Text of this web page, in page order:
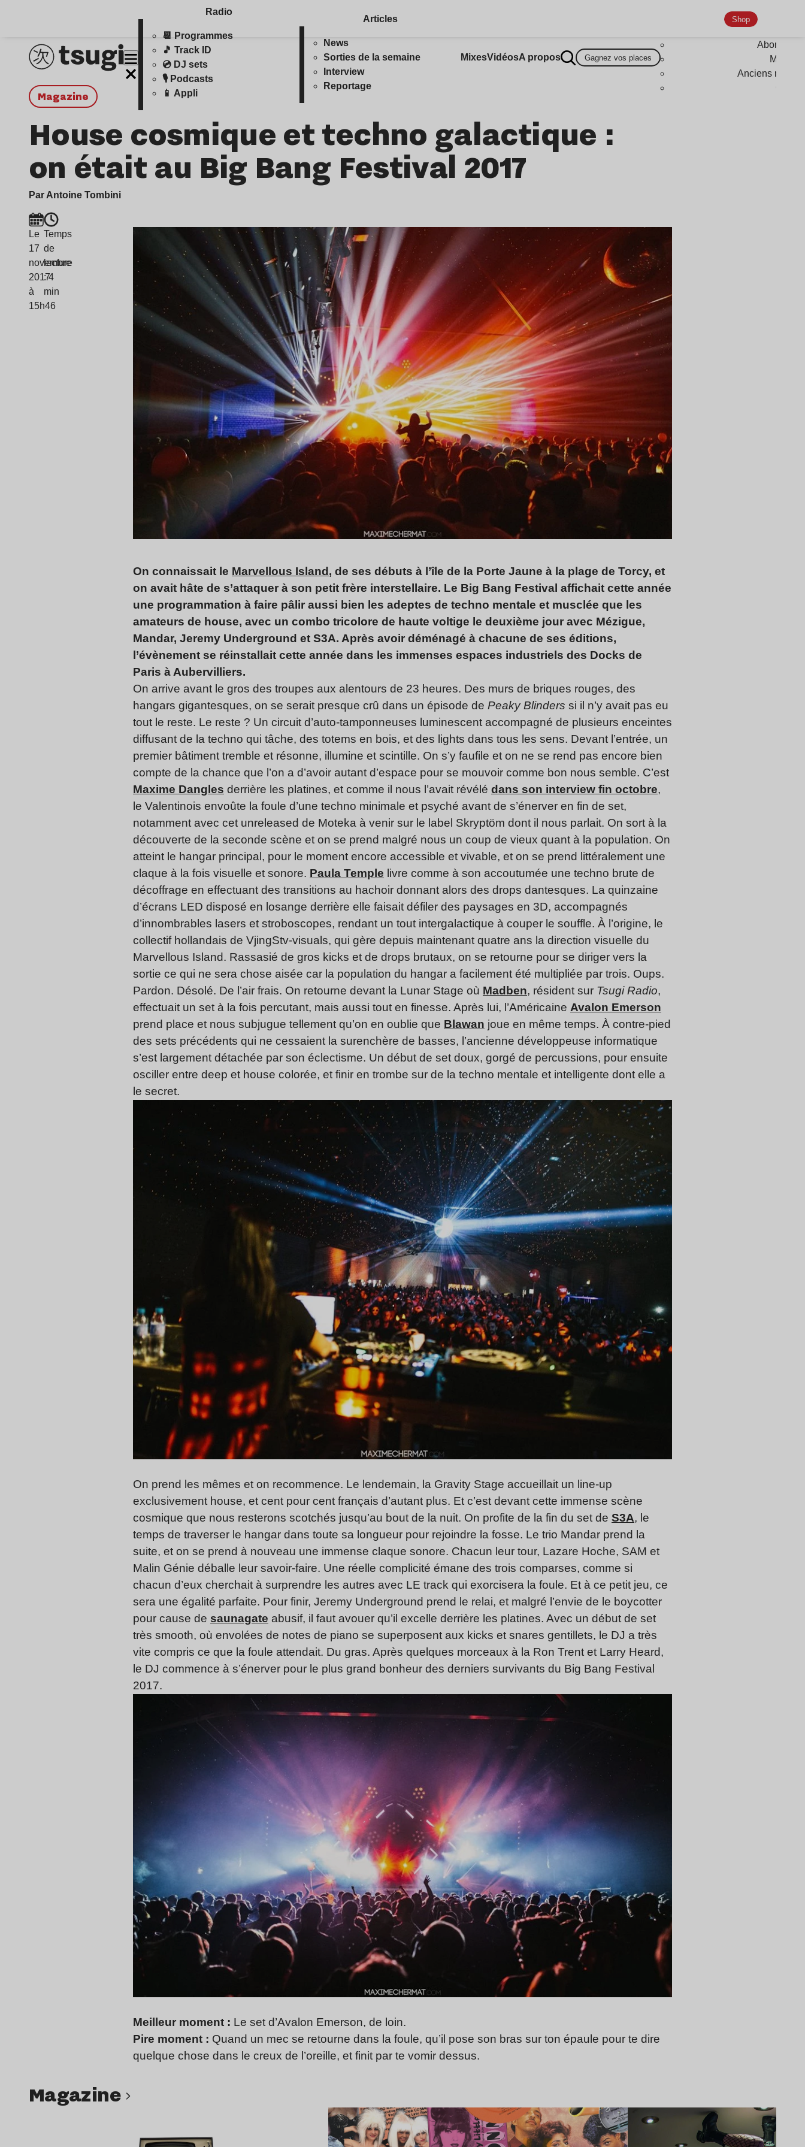
Radio
📆 Programmes
🎵 Track ID
💿 DJ sets
🎙️ Podcasts
📱 Appli
Articles
News
Sorties de la semaine
Interview
Reportage
MixesVidéosA propos Gagnez vos places
Shop
Anciens
magazine
House cosmique et techno galactique :
on était au Big Bang Festival 2017
Par Antoine Tombini
Le
17
novembre
2017
à
15h46
Temps
de
lecture
: 4
min
On connaissait le Marvellous Island , de ses débuts à l’île de la Porte Jaune à la plage de Torcy, et
on avait hâte de s’attaquer à son petit frère interstellaire. Le Big Bang Festival affichait cette année
une programmation à faire pâlir aussi bien les adeptes de techno mentale et musclée que les
amateurs de house, avec un combo tricolore de haute voltige le deuxième jour avec Mézigue,
Mandar, Jeremy Underground et S3A. Après avoir déménagé à chacune de ses éditions,
l’évènement se réinstallait cette année dans les immenses espaces industriels des Docks de
Paris à Aubervilliers.
On arrive avant le gros des troupes aux alentours de 23 heures. Des murs de briques rouges, des
hangars gigantesques, on se serait presque crû dans un épisode de Peaky Blinders si il n’y avait pas eu
tout le reste. Le reste ? Un circuit d’auto-tamponneuses luminescent accompagné de plusieurs enceintes
diffusant de la techno qui tâche, des totems en bois, et des lights dans tous les sens. Devant l’entrée, un
premier bâtiment tremble et résonne, illumine et scintille. On s’y faufile et on ne se rend pas encore bien
compte de la chance que l’on a d’avoir autant d’espace pour se mouvoir comme bon nous semble. C’est
Maxime Dangles derrière les platines, et comme il nous l’avait révélé dans son interview fin octobre,
le Valentinois envoûte la foule d’une techno minimale et psyché avant de s’énerver en fin de set,
notamment avec cet unreleased de Moteka à venir sur le label Skryptöm dont il nous parlait. On sort à la
découverte de la seconde scène et on se prend malgré nous un coup de vieux quant à la population. On
atteint le hangar principal, pour le moment encore accessible et vivable, et on se prend littéralement une
claque à la fois visuelle et sonore. Paula Temple livre comme à son accoutumée une techno brute de
décoffrage en effectuant des transitions au hachoir donnant alors des drops dantesques. La quinzaine
d’écrans LED disposé en losange derrière elle faisait défiler des paysages en 3D, accompagnés
d’innombrables lasers et stroboscopes, rendant un tout intergalactique à couper le souffle. À l’origine, le
collectif hollandais de VjingStv-visuals, qui gère depuis maintenant quatre ans la direction visuelle du
Marvellous Island. Rassasié de gros kicks et de drops brutaux, on se retourne pour se diriger vers la
sortie ce qui ne sera chose aisée car la population du hangar a facilement été multipliée par trois. Oups.
Pardon. Désolé. De l’air frais. On retourne devant la Lunar Stage où Madben, résident sur Tsugi Radio,
effectuait un set à la fois percutant, mais aussi tout en finesse. Après lui, l’Américaine Avalon Emerson
prend place et nous subjugue tellement qu’on en oublie que Blawan joue en même temps. À contre-pied
des sets précédents qui ne cessaient la surenchère de basses, l’ancienne développeuse informatique
s’est largement détachée par son éclectisme. Un début de set doux, gorgé de percussions, pour ensuite
osciller entre deep et house colorée, et finir en trombe sur de la techno mentale et intelligente dont elle a
le secret.
On prend les mêmes et on recommence. Le lendemain, la Gravity Stage accueillait un line-up
exclusivement house, et cent pour cent français d’autant plus. Et c’est devant cette immense scène
cosmique que nous resterons scotchés jusqu’au bout de la nuit. On profite de la fin du set de S3A, le
temps de traverser le hangar dans toute sa longueur pour rejoindre la fosse. Le trio Mandar prend la
suite, et on se prend à nouveau une immense claque sonore. Chacun leur tour, Lazare Hoche, SAM et
Malin Génie déballe leur savoir-faire. Une réelle complicité émane des trois comparses, comme si
chacun d’eux cherchait à surprendre les autres avec LE track qui exorcisera la foule. Et à ce petit jeu, ce
sera une égalité parfaite. Pour finir, Jeremy Underground prend le relai, et malgré l’envie de le boycotter
pour cause de saunagate abusif, il faut avouer qu’il excelle derrière les platines. Avec un début de set
très smooth, où envolées de notes de piano se superposent aux kicks et snares gentillets, le DJ a très
vite compris ce que la foule attendait. Du gras. Après quelques morceaux à la Ron Trent et Larry Heard,
le DJ commence à s’énerver pour le plus grand bonheur des derniers survivants du Big Bang Festival
2017.
Meilleur moment : Le set d’Avalon Emerson, de loin.
Pire moment : Quand un mec se retourne dans la foule, qu’il pose son bras sur ton épaule pour te dire
quelque chose dans le creux de l’oreille, et finit par te vomir dessus.
magazine
Lire l’article Lire l’article